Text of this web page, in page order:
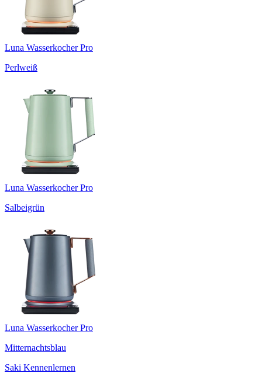
Luna Wasserkocher Pro
Perlweiß
Luna Wasserkocher Pro
Salbeigrün
Luna Wasserkocher Pro
Mitternachtsblau
Saki Kennenlernen